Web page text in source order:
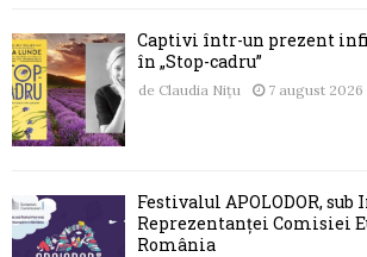
Captivi într-un prezent
în „Stop-cadru”
de Claudia Nițu 7 august 2026
Festivalul APOLODOR,
Reprezentanței Comisiei
România